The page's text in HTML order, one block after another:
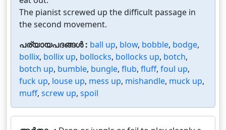
The pianist screwed up the difficult passage in
the second movement.
പര്യായപദങ്ങൾ : ball up, blow, bobble, bodge,
bollix, bollix up, bollocks, bollocks up, botch,
botch up, bumble, bungle, flub, fluff, foul up,
fuck up, louse up, mess up, mishandle, muck up,
muff, screw up, spoil